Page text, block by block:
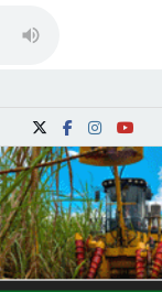
de
de Florida, Camagüey,